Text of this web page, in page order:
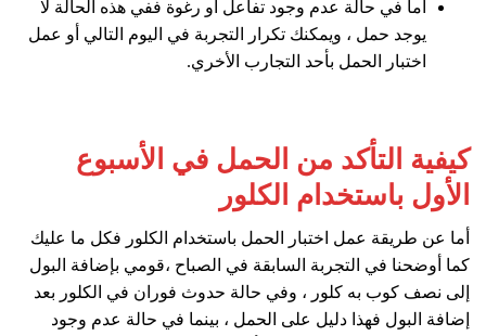
أما في حالة عدم وجود تفاعل أو رغوة ففي هذه الحالة لا
يوجد حمل ، ويمكنك تكرار التجربة في اليوم التالي أو عمل
اختبار الحمل بأحد التجارب الأخري.
كيفية التأكد من الحمل في الأسبوع
الأول باستخدام الكلور
أما عن طريقة عمل اختبار الحمل باستخدام الكلور فكل ما عليك
كما أوضحنا في التجربة السابقة في الصباح ،قومي بإضافة البول
إلى نصف كوب به كلور ، وفي حالة حدوث فوران في الكلور بعد
إضافة البول فهذا دليل على الحمل ، بينما في حالة عدم وجود